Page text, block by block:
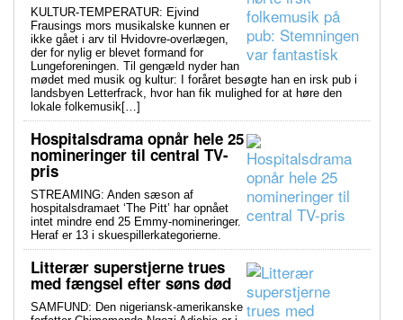
KULTUR-TEMPERATUR: Ejvind
Frausings mors musikalske kunnen er
ikke gået i arv til Hvidovre-overlægen,
der for nylig er blevet formand for
Lungeforeningen. Til gengæld nyder han
mødet med musik og kultur: I foråret besøgte han en irsk pub i
landsbyen Letterfrack, hvor han fik mulighed for at høre den
lokale folkemusik[…]
Hospitalsdrama opnår hele 25
nomineringer til central TV-
pris
STREAMING: Anden sæson af
hospitalsdramaet ‘The Pitt’ har opnået
intet mindre end 25 Emmy-nomineringer.
Heraf er 13 i skuespillerkategorierne.
Litterær superstjerne trues
med fængsel efter søns død
SAMFUND: Den nigeriansk-amerikanske